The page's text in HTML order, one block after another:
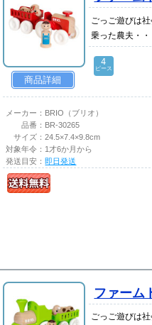
商品詳細
ごっご遊びは
乗った農夫・・
4
ピース
メーカー： BRIO（ブリオ）
品番： BR-30265
サイズ：24.5×7.4×9.8cm
対象年令： 1才6か月から
発送目安：即日発送
ファーム
ごっご遊びは